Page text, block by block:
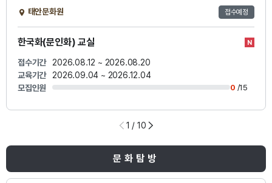
접수예정
태안문화원
한국화(문인화) 교실
접수기간
2026.08.12 ~ 2026.08.20
교육기간
2026.09.04 ~ 2026.12.04
모집인원
0 /15
1 / 10
문화탐방